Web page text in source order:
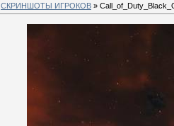
СКРИНШОТЫ ИГРОКОВ »